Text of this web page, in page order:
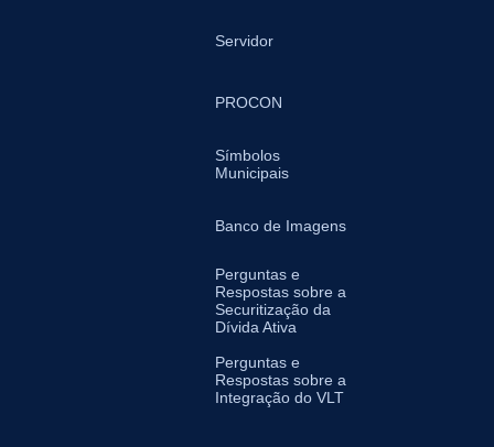
Servidor
PROCON
Símbolos
Municipais
Banco de Imagens
Perguntas e
Respostas sobre a
Securitização da
Dívida Ativa
Perguntas e
Respostas sobre a
Integração do VLT